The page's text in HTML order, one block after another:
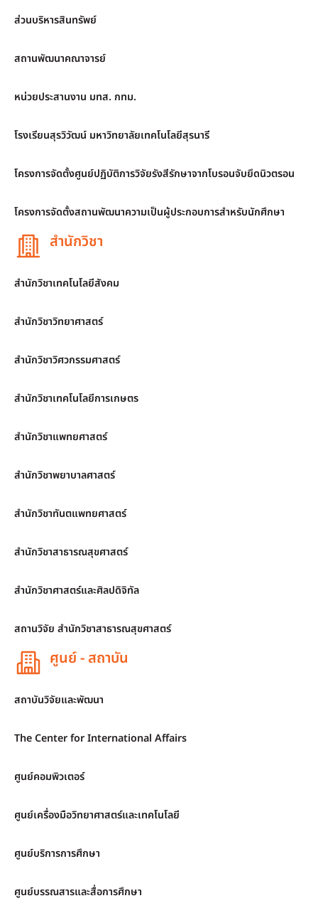
ส่วนบริหารสินทรัพย์
สถานพัฒนาคณาจารย์
หน่วยประสานงาน มทส. กทม.
โรงเรียนสุรวิวัฒน์ มหาวิทยาลัยเทคโนโลยีสุรนารี
โครงการจัดตั้งศูนย์ปฏิบัติการวิจัยรังสีรักษาจากโบรอนจับยึดนิวตรอน
โครงการจัดตั้งสถานพัฒนาความเป็นผู้ประกอบการสำหรับนักศึกษา
สำนักวิชา
สำนักวิชาเทคโนโลยีสังคม
สำนักวิชาวิทยาศาสตร์
สำนักวิชาวิศวกรรมศาสตร์
สำนักวิชาเทคโนโลยีการเกษตร
สำนักวิชาแพทยศาสตร์
สำนักวิชาพยาบาลศาสตร์
สำนักวิชาทันตแพทยศาสตร์
สำนักวิชาสาธารณสุขศาสตร์
สำนักวิชาศาสตร์และศิลปดิจิทัล
สถานวิจัย สำนักวิชาสาธารณสุขศาสตร์
ศูนย์ - สถาบัน
สถาบันวิจัยและพัฒนา
The Center for International Affairs
ศูนย์คอมพิวเตอร์
ศูนย์เครื่องมือวิทยาศาสตร์และเทคโนโลยี
ศูนย์บริการการศึกษา
ศูนย์บรรณสารและสื่อการศึกษา